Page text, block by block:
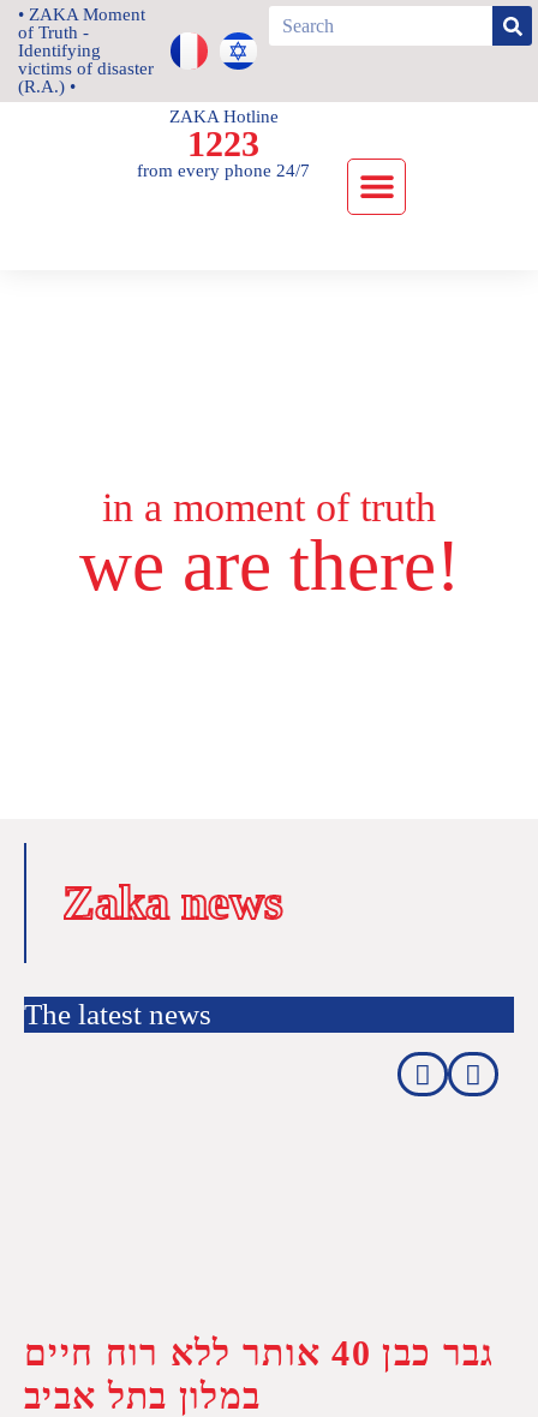
• ZAKA Moment
of Truth -
Identifying
victims of disaster
(R.A.) •
ZAKA Hotline
1223
from every phone 24/7
in a moment of truth
we are there!
Zaka news
The latest news
גבר כבן 40 אותר ללא רוח חיים
במלון בתל אביב